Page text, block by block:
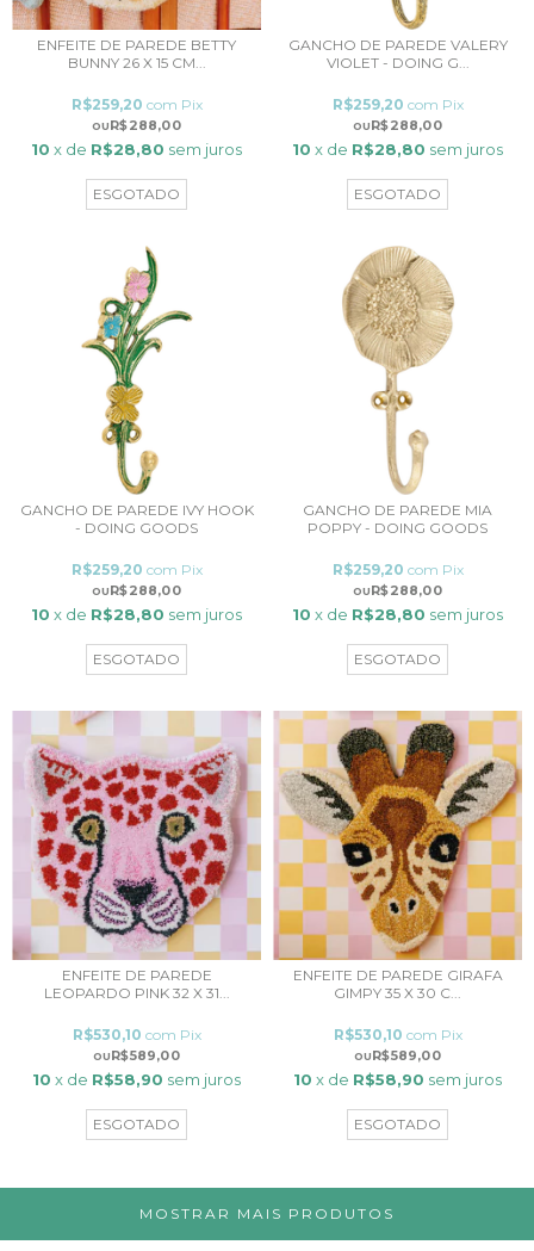
ENFEITE DE PAREDE BETTY
BUNNY 26 X 15 CM...
R$288,00
R$259,20 com Pix
10 x de R$28,80 sem juros
ESGOTADO
GANCHO DE PAREDE VALERY
VIOLET - DOING G...
R$288,00
R$259,20 com Pix
10 x de R$28,80 sem juros
ESGOTADO
GANCHO DE PAREDE IVY HOOK
- DOING GOODS
R$288,00
R$259,20 com Pix
10 x de R$28,80 sem juros
ESGOTADO
GANCHO DE PAREDE MIA
POPPY - DOING GOODS
R$288,00
R$259,20 com Pix
10 x de R$28,80 sem juros
ESGOTADO
ENFEITE DE PAREDE
LEOPARDO PINK 32 X 31...
R$589,00
R$530,10 com Pix
10 x de R$58,90 sem juros
ESGOTADO
ENFEITE DE PAREDE GIRAFA
GIMPY 35 X 30 C...
R$589,00
R$530,10 com Pix
10 x de R$58,90 sem juros
ESGOTADO
MOSTRAR MAIS PRODUTOS